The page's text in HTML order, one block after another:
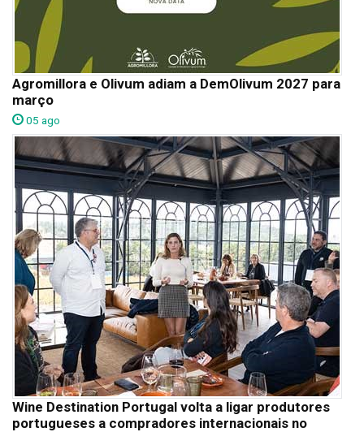
Agromillora e Olivum adiam a DemOlivum 2027 para
março
05 ago
Wine Destination Portugal volta a ligar produtores
portugueses a compradores internacionais no